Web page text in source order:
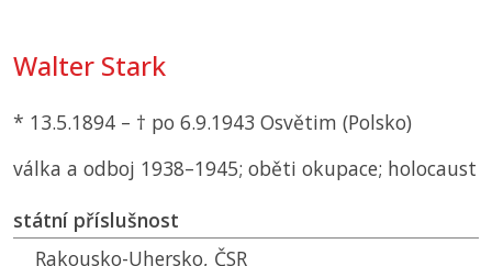
Walter Stark
* 13.5.1894 – † po 6.9.1943 Osvětim (Polsko)
válka a odboj 1938–1945; oběti okupace; holocaust
státní příslušnost
Rakousko-Uhersko, ČSR